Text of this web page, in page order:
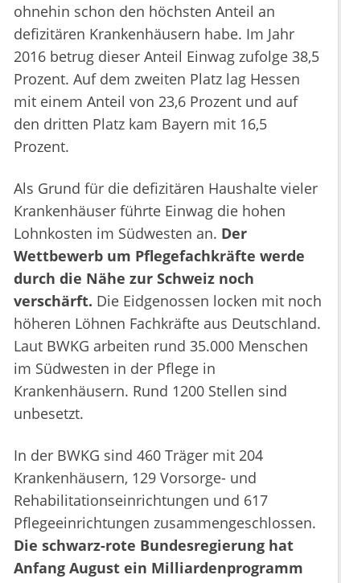
ohnehin schon den höchsten Anteil an
defizitären Krankenhäusern habe. Im Jahr
2016 betrug dieser Anteil Einwag zufolge 38,5
Prozent. Auf dem zweiten Platz lag Hessen
mit einem Anteil von 23,6 Prozent und auf
den dritten Platz kam Bayern mit 16,5
Prozent.
Als Grund für die defizitären Haushalte vieler
Krankenhäuser führte Einwag die hohen
Lohnkosten im Südwesten an. Der
Wettbewerb um Pflegefachkräfte werde
durch die Nähe zur Schweiz noch
verschärft. Die Eidgenossen locken mit noch
höheren Löhnen Fachkräfte aus Deutschland.
Laut BWKG arbeiten rund 35.000 Menschen
im Südwesten in der Pflege in
Krankenhäusern. Rund 1200 Stellen sind
unbesetzt.
In der BWKG sind 460 Träger mit 204
Krankenhäusern, 129 Vorsorge- und
Rehabilitationseinrichtungen und 617
Pflegeeinrichtungen zusammengeschlossen.
Die schwarz-rote Bundesregierung hat
Anfang August ein Milliardenprogramm